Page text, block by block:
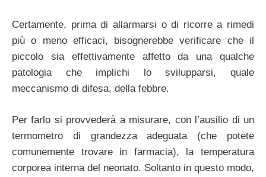
Certamente, prima di allarmarsi o di ricorre a rimedi
più o meno efficaci, bisognerebbe verificare che il
piccolo sia effettivamente affetto da una qualche
patologia che implichi lo svilupparsi, quale
meccanismo di difesa, della febbre.
Per farlo si provvederà a misurare, con l’ausilio di un
termometro di grandezza adeguata (che potete
comunemente trovare in farmacia), la temperatura
corporea interna del neonato. Soltanto in questo modo,